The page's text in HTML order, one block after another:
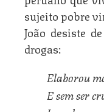
sujeito pobre
João desiste
drogas:
Elaborou
E sem ser